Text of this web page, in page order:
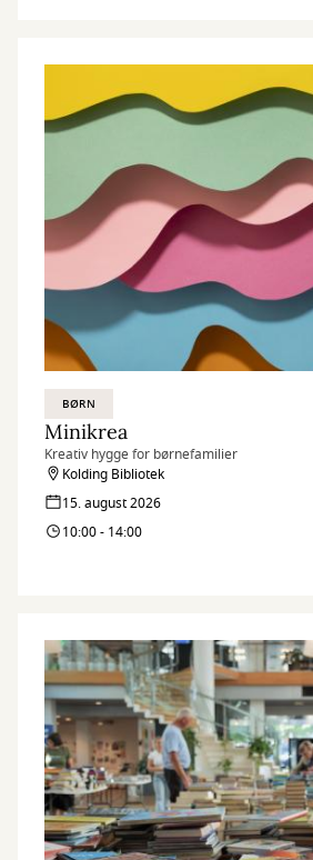
BØRN
Minikrea
Kreativ hygge for børnefamilier
Kolding Bibliotek
15. august 2026
10:00 - 14:00